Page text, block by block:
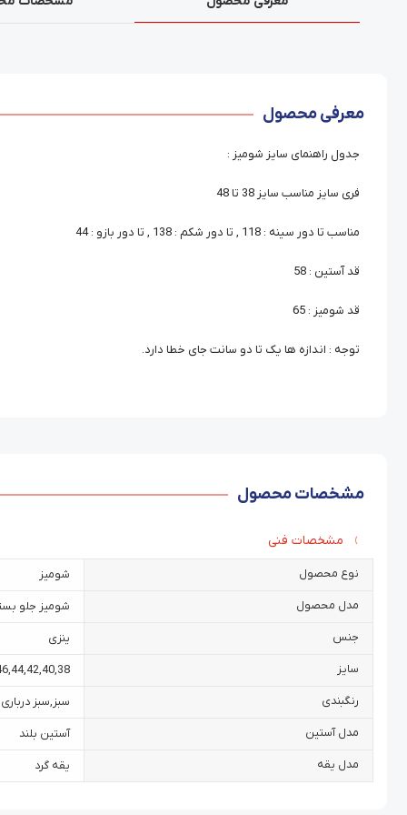
معرفی محصول
جدول راهنمای سایز شومیز :
فری سایز مناسب سایز 38 تا 48
مناسب تا دور سینه : 118 , تا دور شکم : 138 , تا دور بازو : 44
قد آستین : 58
قد شومیز : 65
توجه : اندازه ها یک تا دو سانت جای خطا دارد.
مشخصات محصول
مشخصات فنی
نوع محصول شومیز
مدل محصول شومیز جلو
جنس ینزی
سایز 38
,
40
,
42
,
44
,
رنگبندی سبز ,سبز درباری
مدل آستین آستین بلند
مدل یقه یقه گرد